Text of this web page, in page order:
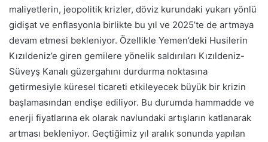
maliyetlerin, jeopolitik krizler, döviz kurundaki yukarı yönlü
gidişat ve enflasyonla birlikte bu yıl ve 2025’te de artmaya
devam etmesi bekleniyor. Özellikle Yemen’deki Husilerin
Kızıldeniz’e giren gemilere yönelik saldırıları Kızıldeniz-
Süveyş Kanalı güzergahını durdurma noktasına
getirmesiyle küresel ticareti etkileyecek büyük bir krizin
başlamasından endişe ediliyor. Bu durumda hammadde ve
enerji fiyatlarına ek olarak navlundaki artışların katlanarak
artması bekleniyor. Geçtiğimiz yıl aralık sonunda yapılan